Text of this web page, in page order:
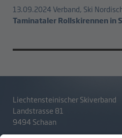
13.09.2024Verband, Ski
Taminataler Rollskirennen in
Liechtensteinischer Skiverband
Landstrasse 81
9494 Schaan